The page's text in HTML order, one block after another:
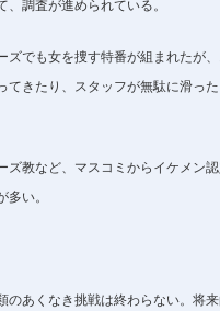
調査が進められている。
ズでも女を捜す特番が組まれたが
てきたり、スタッフが無駄に滑っ
ズ教など、マスコミからイケメン
い。
のあくなき挑戦は終わらない。将